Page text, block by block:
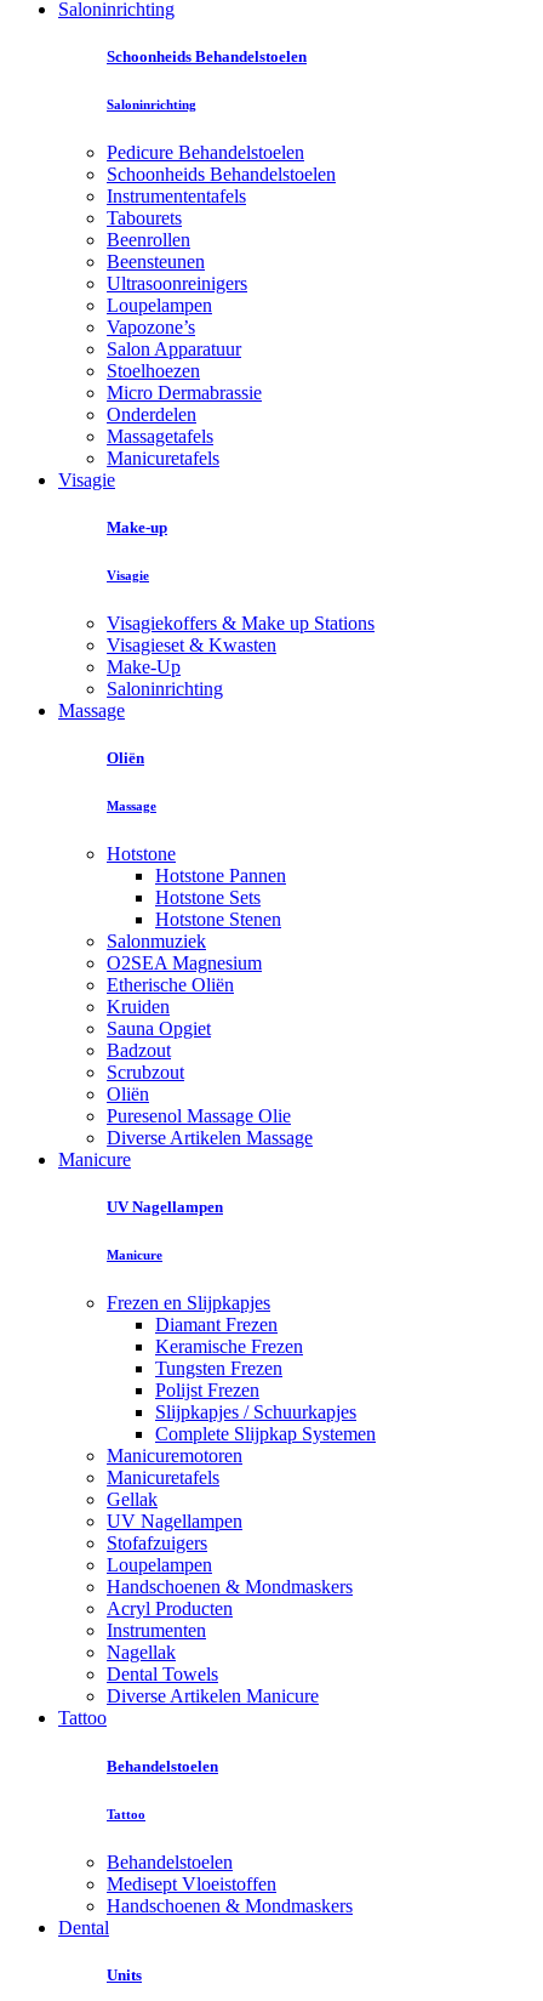
Saloninrichting
Schoonheids Behandelstoelen
Saloninrichting
Pedicure Behandelstoelen
Schoonheids Behandelstoelen
Instrumententafels
Tabourets
Beenrollen
Beensteunen
Ultrasoonreinigers
Loupelampen
Vapozone’s
Salon Apparatuur
Stoelhoezen
Micro Dermabrassie
Onderdelen
Massagetafels
Manicuretafels
Visagie
Make-up
Visagie
Visagiekoffers & Make up Stations
Visagieset & Kwasten
Make-Up
Saloninrichting
Massage
Oliën
Massage
Hotstone
Hotstone Pannen
Hotstone Sets
Hotstone Stenen
Salonmuziek
O2SEA Magnesium
Etherische Oliën
Kruiden
Sauna Opgiet
Badzout
Scrubzout
Oliën
Puresenol Massage Olie
Diverse Artikelen Massage
Manicure
UV Nagellampen
Manicure
Frezen en Slijpkapjes
Diamant Frezen
Keramische Frezen
Tungsten Frezen
Polijst Frezen
Slijpkapjes / Schuurkapjes
Complete Slijpkap Systemen
Manicuremotoren
Manicuretafels
Gellak
UV Nagellampen
Stofafzuigers
Loupelampen
Handschoenen & Mondmaskers
Acryl Producten
Instrumenten
Nagellak
Dental Towels
Diverse Artikelen Manicure
Tattoo
Behandelstoelen
Tattoo
Behandelstoelen
Medisept Vloeistoffen
Handschoenen & Mondmaskers
Dental
Units